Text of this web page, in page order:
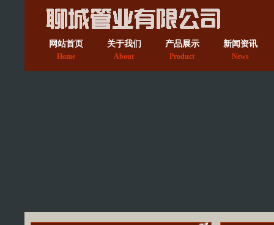
网站首页
Home
关于我们
About
产品展示
Product
新闻资讯
News